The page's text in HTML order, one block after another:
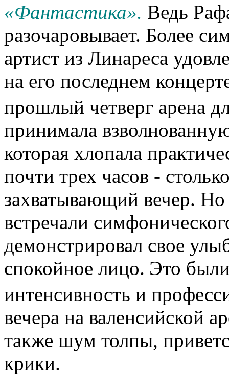
«Фантастика». Ведь
разочаровывает. Более
артист из Линареса
на его последнем
прошлый четверг арена
принимала
которая хлопала
почти трех часов -
захватывающий вечер.
встречали
демонстрировал свое
спокойное лицо. Это
интенсивность и
вечера на валенсийской
также шум толпы,
крики.